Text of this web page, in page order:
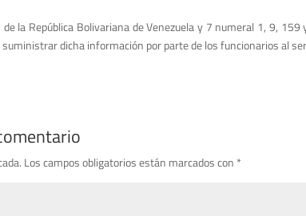
República Bolivariana de Venezuela y 7 numeral 1, 9,
dicha información por parte de los funcionarios al
Los campos obligatorios están marcados con *